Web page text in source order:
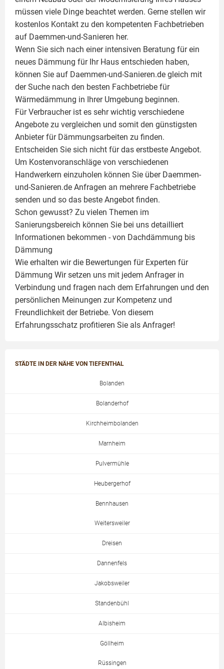
müssen viele Dinge beachtet werden. Gerne stellen wir
kostenlos Kontakt zu den kompetenten Fachbetrieben
auf Daemmen-und-Sanieren her.
Wenn Sie sich nach einer intensiven Beratung für ein
neues Dämmung für Ihr Haus entschieden haben,
können Sie auf Daemmen-und-Sanieren.de gleich mit
der Suche nach den besten Fachbetriebe für
Wärmedämmung in Ihrer Umgebung beginnen.
Für Verbraucher ist es sehr wichtig verschiedene
Angebote zu vergleichen und somit den günstigsten
Anbieter für Dämmungsarbeiten zu finden.
Entscheiden Sie sich nicht für das erstbeste Angebot.
Um Kostenvoranschläge von verschiedenen
Handwerkern einzuholen können Sie über Daemmen-
und-Sanieren.de Anfragen an mehrere Fachbetriebe
senden und so das beste Angebot finden.
Schon gewusst? Zu vielen Themen im
Sanierungsbereich können Sie bei uns detailliert
Informationen bekommen - von Dachdämmung bis
Dämmung
Wie erhalten wir die Bewertungen für Experten für
Dämmung Wir setzen uns mit jedem Anfrager in
Verbindung und fragen nach dem Erfahrungen und den
persönlichen Meinungen zur Kompetenz und
Freundlichkeit der Betriebe. Von diesem
Erfahrungsschatz profitieren Sie als Anfrager!
STÄDTE IN DER NÄHE VON TIEFENTHAL
Bolanden
Bolanderhof
Kirchheimbolanden
Marnheim
Pulvermühle
Heubergerhof
Bennhausen
Weitersweiler
Dreisen
Dannenfels
Jakobsweiler
Standenbühl
Albisheim
Göllheim
Rüssingen